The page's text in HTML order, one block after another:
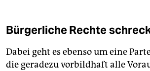
Bürgerliche Rechte
Dabei geht es ebenso um eine
die geradezu vorbildhaft alle